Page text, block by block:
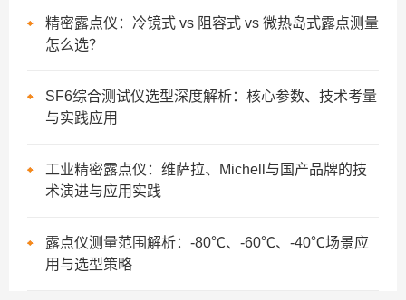
精密露点仪：冷镜式 vs 阻容式 vs 微热岛式露点测量
怎么选？
SF6综合测试仪选型深度解析：核心参数、技术考量
与实践应用
工业精密露点仪：维萨拉、Michell与国产品牌的技
术演进与应用实践
露点仪测量范围解析：-80℃、-60℃、-40℃场景应
用与选型策略